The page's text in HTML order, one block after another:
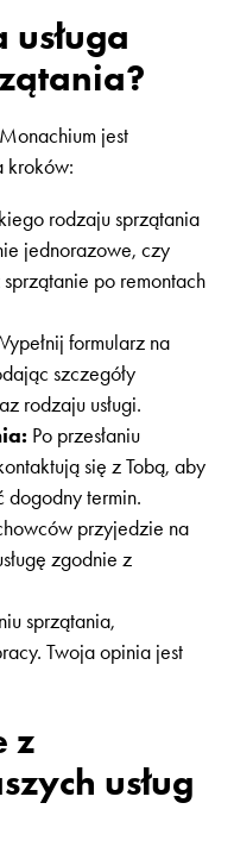
usługa
jest
kroków:
rodzaju sprzątania
jednorazowe, czy
po remontach
formularz na
szczegóły
rodzaju usługi.
Po przesłaniu
się z Tobą, aby
dogodny termin.
przyjedzie na
zgodnie z
sprzątania,
Twoja opinia jest
z
usług